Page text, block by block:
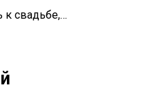
к свадьбе,…